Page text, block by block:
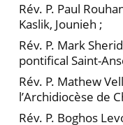
Rév. P. Paul
Kaslik, Jounieh ;
Rév. P. Mark
pontifical Saint-
Rév. P. Mathew
l’Archidiocèse de
Rév. P. Boghos